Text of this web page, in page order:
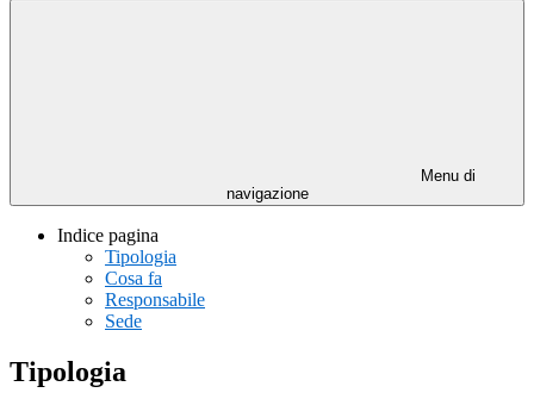
Menu di
navigazione
Indice pagina
Tipologia
Cosa fa
Responsabile
Sede
Tipologia